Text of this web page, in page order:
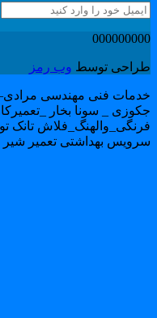
توسطوب رمز
فنی مهندسی
_ سونا بخار _تعمیرکار
تانک
بهداشتی تعمیر شیر